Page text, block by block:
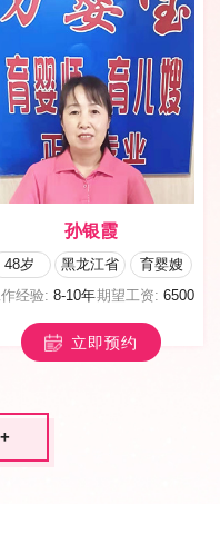
孙银霞
48岁 黑龙江省
育婴嫂
经验:8-10年期望工资: 6500
立即预约
+